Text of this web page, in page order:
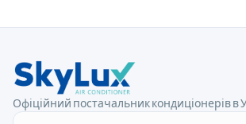
Офіційний постачальник кондиціонерів в